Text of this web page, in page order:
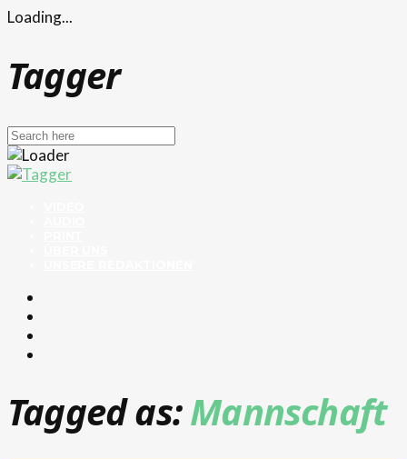
Loading...
Tagger
Tagged as:Mannschaft